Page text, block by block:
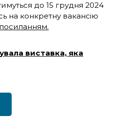
до 15 грудня 2024
на конкретну вакансію
посиланням.
виставка, яка